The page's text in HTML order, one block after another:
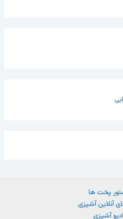
پخت ها
آنلاین آشپزی
آشپزی